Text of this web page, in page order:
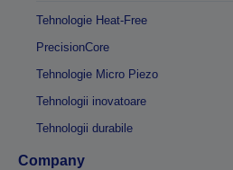
Tehnologie Heat-Free
PrecisionCore
Tehnologie Micro Piezo
Tehnologii inovatoare
Tehnologii durabile
Company